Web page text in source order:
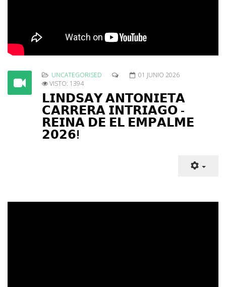
UNCATEGORISED
VISTO: 1394
𝗟𝗜𝗡𝗗𝗦𝗔𝗬 𝗔𝗡𝗧𝗢𝗡𝗜𝗘𝗧𝗔
𝗖𝗔𝗥𝗥𝗘𝗥𝗔 𝗜𝗡𝗧𝗥𝗜𝗔𝗚𝗢 -
𝗥𝗘𝗜𝗡𝗔 𝗗𝗘 𝗘𝗟 𝗘𝗠𝗣𝗔𝗟𝗠𝗘